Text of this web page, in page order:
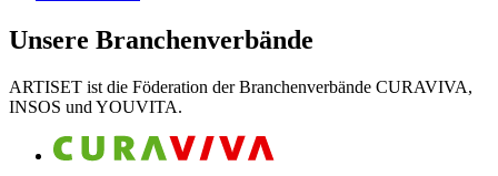
Unsere Branchenverbände
ARTISET ist die Föderation der Branchenverbände CURAVIVA,
INSOS und YOUVITA.